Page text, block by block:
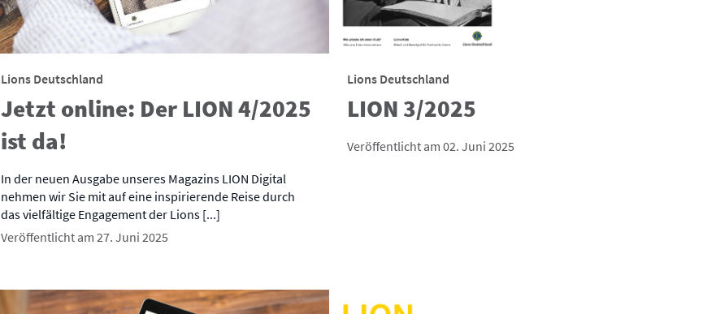
Lions Deutschland
Jetzt online: Der LION 4/2025
ist da!
In der neuen Ausgabe unseres Magazins LION Digital
nehmen wir Sie mit auf eine inspirierende Reise durch
das vielfältige Engagement der Lions [...]
Veröffentlicht am 27. Juni 2025
Lions Deutschland
LION 3/2025
Veröffentlicht am 02. Juni 2025